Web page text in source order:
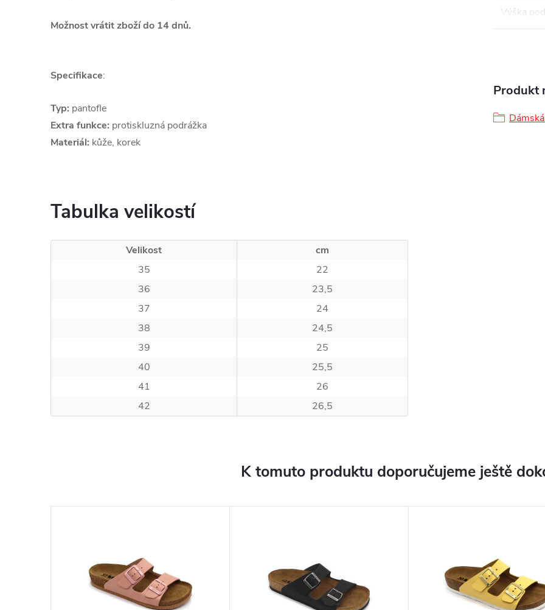
Možnost vrátit zboží do 14 dnů.
Specifikace:
Typ: pantofle
Extra funkce: protiskluzná podrážka
Materiál: kůže, korek
Tabulka velikostí
Velikost
cm
35
22
36
23,5
37
24
38
24,5
39
25
40
25,5
41
26
42
26,5
Výška
Produkt
K tomuto produktu doporučujeme ještě